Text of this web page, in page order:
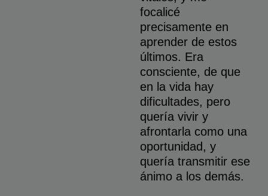
focalicé
precisamente en
aprender de estos
últimos. Era
consciente, de que
en la vida hay
dificultades, pero
quería vivir y
afrontarla como una
oportunidad, y
quería transmitir ese
ánimo a los demás.